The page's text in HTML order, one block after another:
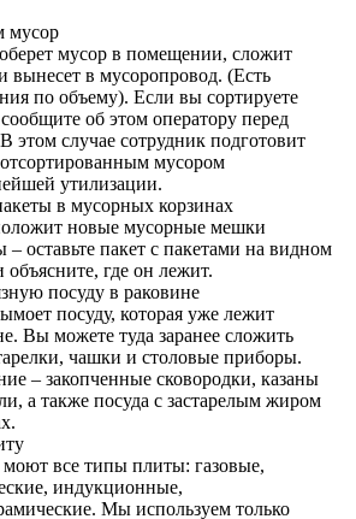
мусор
мусор в помещении, сложит
вынесет в мусоропровод. (Есть
по объему). Если вы сортируете
об этом оператору перед
этом случае сотрудник подготовит
мусором
утилизации.
в мусорных корзинах
новые мусорные мешки
– оставьте пакет с пакетами на видном
объясните, где он лежит.
посуду в раковине
посуду, которая уже лежит
Вы можете туда заранее сложить
чашки и столовые приборы.
– закопченные сковородки, казаны
а также посуда с застарелым жиром
все типы плиты: газовые,
индукционные,
Мы используем только